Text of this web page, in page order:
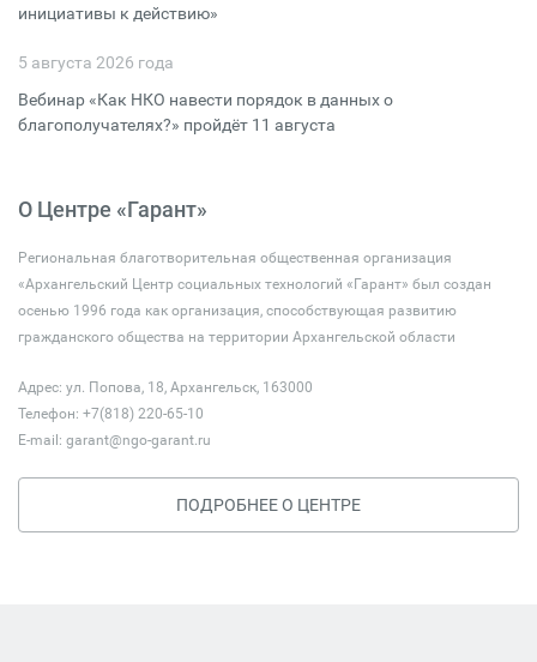
инициативы к действию»
5 августа 2026 года
Вебинар «Как НКО навести порядок в данных о
благополучателях?» пройдёт 11 августа
О Центре «Гарант»
Региональная благотворительная общественная организация
«Архангельский Центр социальных технологий «Гарант» был создан
осенью 1996 года как организация, способствующая развитию
гражданского общества на территории Архангельской области
Адрес: ул. Попова, 18, Архангельск, 163000
Телефон: +7(818) 220-65-10
E-mail: garant@ngo-garant.ru
ПОДРОБНЕЕ О ЦЕНТРЕ